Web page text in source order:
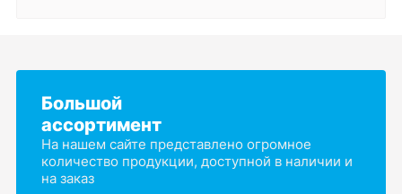
Большой
ассортимент
На нашем сайте представлено огромное
количество продукции, доступной в наличии и
на заказ